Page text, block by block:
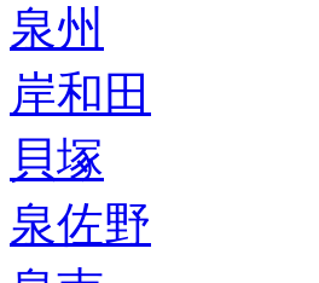
泉州
岸和田
貝塚
泉佐野